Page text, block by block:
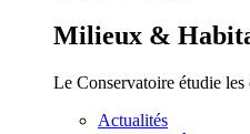
Milieux &
Le Conservatoire étudie
Actualités